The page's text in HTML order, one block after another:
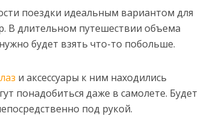
поездки идеальным вариантом для
В длительном путешествии объема
будет взять что-то побольше.
и аксессуары к ним находились
понадобиться даже в самолете. Будет
под рукой.